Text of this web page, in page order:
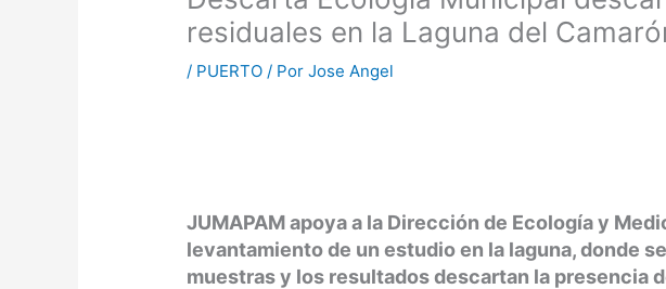
residuales en la Laguna del
/ PUERTO / PorJose Angel
JUMAPAM apoya a la Dirección de Ecología y
levantamiento de un estudio en la laguna, donde
muestras y los resultados descartan la presencia